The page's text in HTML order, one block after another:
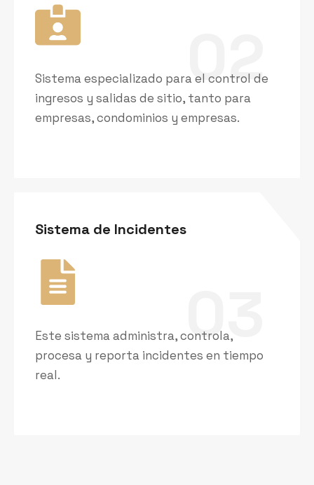
02
Sistema especializado para el control de
ingresos y salidas de sitio, tanto para
empresas, condominios y empresas.
03
Sistema de Incidentes
Este sistema administra, controla,
procesa y reporta incidentes en tiempo
real.